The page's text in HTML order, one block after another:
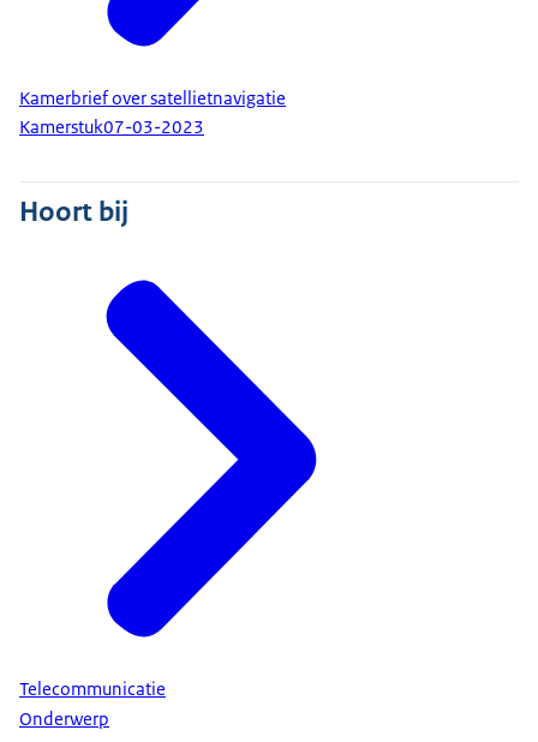
Kamerbrief over satellietnavigatie
Kamerstuk07-03-2023
Hoort bij
Telecommunicatie
Onderwerp